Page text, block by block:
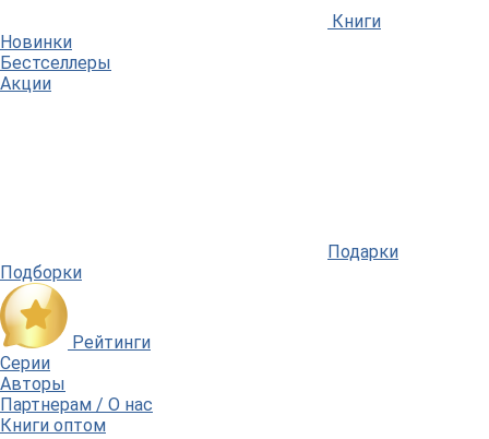
Книги
Новинки
Бестселлеры
Акции
Подарки
Подборки
Рейтинги
Серии
Авторы
Партнерам / О нас
Книги оптом